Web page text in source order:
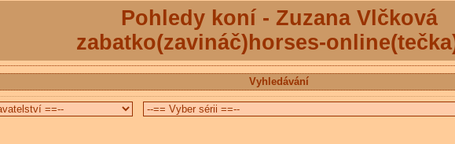
Pohledy koní - Zuzana Vlčková
zabatko(zavináč)horses-
Vyhledávání